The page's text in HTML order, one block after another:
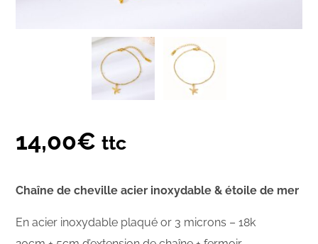
14,00€ ttc
Chaîne de cheville acier inoxydable & étoile de mer
En acier inoxydable plaqué or 3 microns – 18k